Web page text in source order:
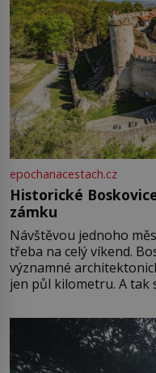
epochanacestach.cz
Historické
zámku
Návštěvou jednoho
třeba na celý víkend.
významné
jen půl kilometru. A tak
Boskovice na okraji
ve13. století, a už v